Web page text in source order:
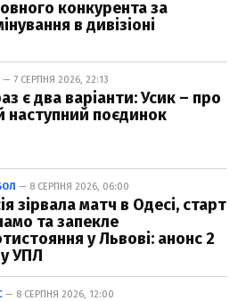
конкурента за
в дивізіоні
— 7 СЕРПНЯ 2026, 22:13
є два варіанти: Усик – про
наступний поєдинок
— 8 СЕРПНЯ 2026, 06:00
зірвала матч в Одесі, старт
та запекле
у Львові: анонс 2
УПЛ
— 8 СЕРПНЯ 2026, 12:00